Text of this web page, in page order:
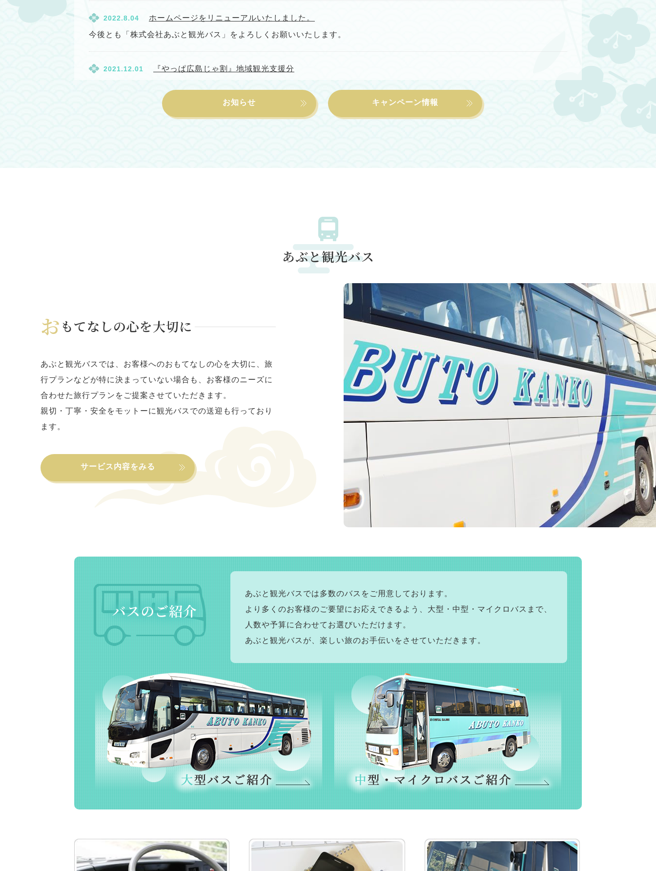
2022.8.04
ホームページをリニューアルいたしました。
今後とも「株式会社あぶと観光バス」をよろしくお願いいたします。
2021.12.01
『やっぱ広島じゃ割』地域観光支援分
2食付きの宿泊プラン(広島県民割) ￥14,300(税込)⇒ (5,000円割引) ⇒ […]
お知らせ キャンペーン情報
あぶと観光バス
お もてなしの心を大切に
あぶと観光バスでは、お客様へのおもてなしの心を大切に、旅
行プランなどが特に決まっていない場合も、お客様のニーズに
合わせた旅行プランをご提案させていただきます。
親切・丁寧・安全をモットーに観光バスでの送迎も行っており
ます。
サービス内容をみる
バスのご紹介
あぶと観光バスでは多数のバスをご用意しております。
より多くのお客様のご要望にお応えできるよう、大型・中型・マイクロバスまで、
人数や予算に合わせてお選びいただけます。
あぶと観光バスが、楽しい旅のお手伝いをさせていただきます。